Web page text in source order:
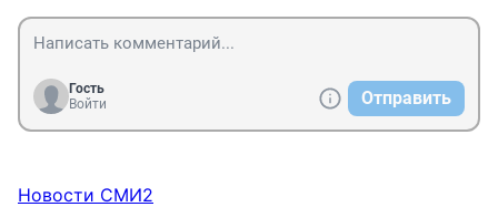
Гость
Войти
Отправить
Новости СМИ2